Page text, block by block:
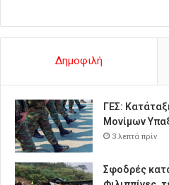
Δημοφιλή
ΓΕΣ:
Μονίμων
3 λεπτά πρίν
Σφοδρές